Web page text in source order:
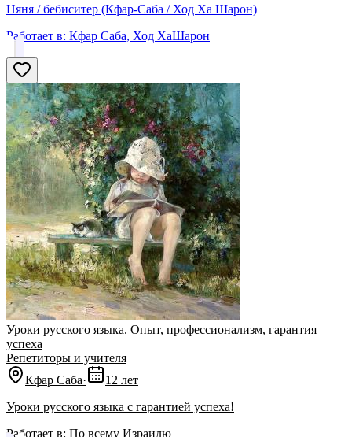
Няня / бебиситер (Кфар-Саба / Ход Ха Шарон)
Работает в: Кфар Саба, Ход ХаШарон
Уроки русского языка. Опыт, профессионализм, гарантия
успеха
Репетиторы и учителя
Кфар Саба·
12 лет
Уроки русского языка с гарантией успеха!
Работает в: По всему Израилю